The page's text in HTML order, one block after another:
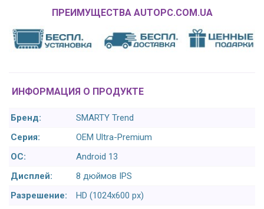
ПРЕИМУЩЕСТВА AUTOPC.COM.UA
ИНФОРМАЦИЯ О ПРОДУКТЕ
Бренд:
SMARTY Trend
Серия:
OEM Ultra-Premium
ОС:
Android 13
Дисплей:
8 дюймов IPS
Разрешение:
HD (1024х600 px)